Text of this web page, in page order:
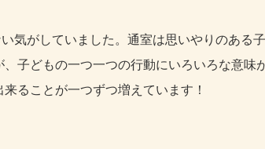
気がしていました。通室は思いやりのある
子どもの一つ一つの行動にいろいろな意味
ることが一つずつ増えています！